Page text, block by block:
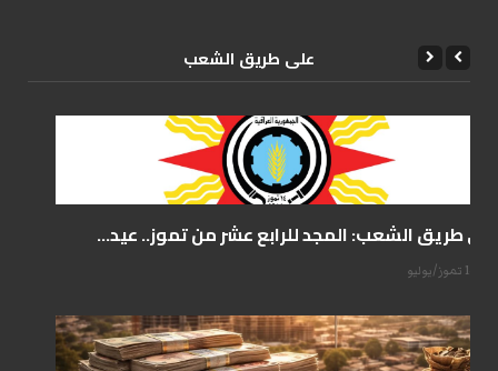
علی طریق الشعب
على طريق الشعب: المجد للرابع عشر من تموز.. عيد...
14 تموز/يوليو